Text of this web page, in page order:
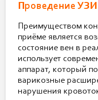
Проведение
Преимуществом
приёме является
состояние вен в
использует
аппарат, который
варикозные
нарушения